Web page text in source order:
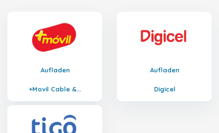
Aufladen
+Movil Cable &...
Aufladen
Digicel